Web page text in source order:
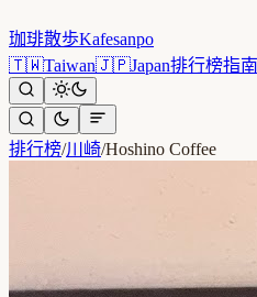
珈琲散歩Kafesanpo
🇹🇼Taiwan🇯🇵Japan排行榜指南
排行榜/川崎/Hoshino Coffee